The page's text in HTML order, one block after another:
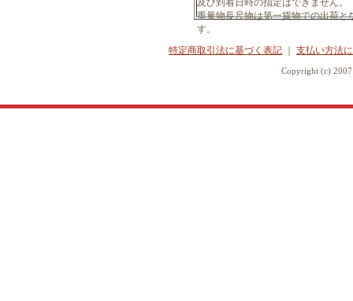
及び到着日時の指定はできません。
重量物長尺物は第一貨物での出荷と
す。
特定商取引法に基づく表記
支払い方法
Copyright (c)